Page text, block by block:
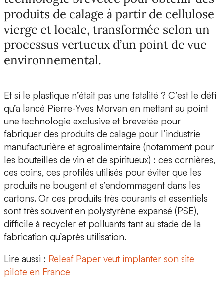
produits de calage à partir de cellulose
vierge et locale, transformée selon un
processus vertueux d’un point de vue
environnemental.
Et si le plastique n’était pas une fatalité ? C’est le défi
qu’a lancé Pierre-Yves Morvan en mettant au point
une technologie exclusive et brevetée pour
fabriquer des produits de calage pour l’industrie
manufacturière et agroalimentaire (notamment pour
les bouteilles de vin et de spiritueux) : ces cornières,
ces coins, ces profilés utilisés pour éviter que les
produits ne bougent et s’endommagent dans les
cartons. Or ces produits très courants et essentiels
sont très souvent en polystyrène expansé (PSE),
difficile à recycler et polluants tant au stade de la
fabrication qu’après utilisation.
Lire aussi : Releaf Paper veut implanter son site
pilote en France